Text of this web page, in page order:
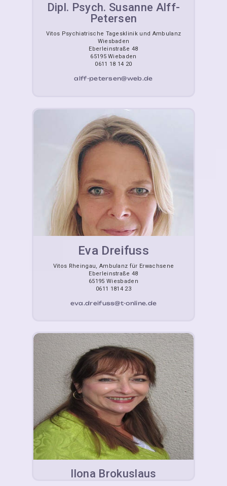
Dipl. Psych. Susanne Alff-
Petersen
Vitos Psychiatrische Tagesklinik und Ambulanz
Wiesbaden
Eberleinstraße 48
65195 Wiebaden
0611 18 14 20
alff-petersen@web.de
Eva Dreifuss
Vitos Rheingau, Ambulanz für Erwachsene
Eberleinstraße 48
65195 Wiesbaden
0611 1814 23
eva.dreifuss@t-online.de
Ilona Brokuslaus